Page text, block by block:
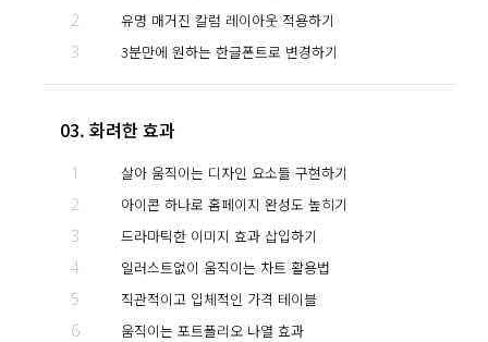
2
유명 매거진 칼럼 레이아웃 적용하기
3
3분만에 원하는 한글폰트로 변경하기
03. 화려한 효과
1
살아 움직이는 디자인 요소들 구현하기
2
아이콘 하나로 홈페이지 완성도 높히기
3
드라마틱한 이미지 효과 삽입하기
4
일러스트없이 움직이는 차트 활용법
5
직관적이고 입체적인 가격 테이블
6
움직이는 포트폴리오 나열 효과